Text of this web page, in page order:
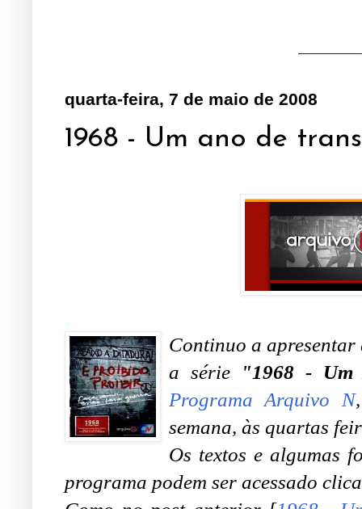
quarta-feira, 7 de maio de 2008
1968 - Um ano de
.
Continuo a
a série
"1968 - Um
Programa Arquivo N
semana, às quartas
Os textos e algumas
programa podem ser acessado